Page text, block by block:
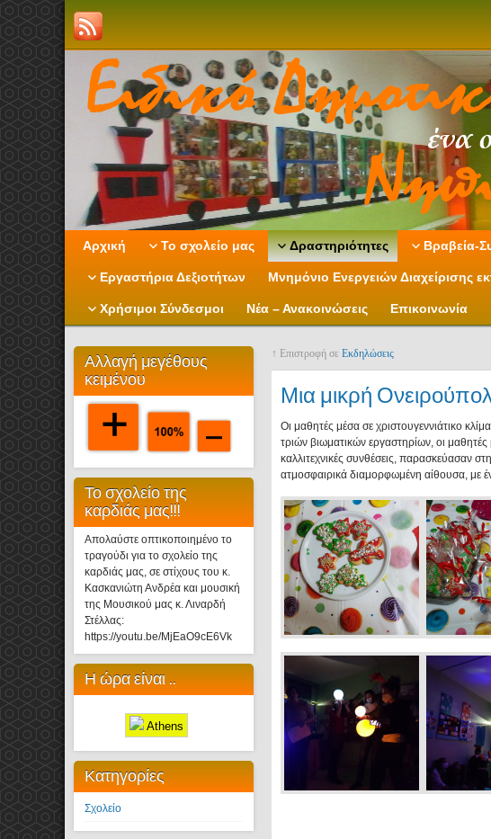
Αρχική Το σχολείο μας Δραστηριότητες Βραβεία-
Εργαστήρια Δεξιοτήτων Μνημόνιο Ενεργειών Διαχείρισης
Χρήσιμοι Σύνδεσμοι Νέα – Ανακοινώσεις Επικοινωνία
Αλλαγή μεγέθους
κειμένου
Το σχολείο της
καρδιάς μας!!!
Απολαύστε οπτικοποιημένο το
τραγούδι για το σχολείο της
καρδιάς μας, σε στίχους του κ.
Κασκανιώτη Ανδρέα και μουσική
της Μουσικού μας κ. Λιναρδή
Στέλλας:
https://youtu.be/MjEaO9cE6Vk
Η ώρα είναι ..
Athens
Κατηγορίες
Σχολείο
↑ Επιστροφή σε Εκδηλώσεις
Μια μικρή
Οι μαθητές μέσα σε χριστουγεννιάτικο
τριών βιωματικών εργαστηρίων, οι
καλλιτεχνικές συνθέσεις, παρασκεύασαν
ατμοσφαιρικά διαμορφωμένη αίθουσα, με